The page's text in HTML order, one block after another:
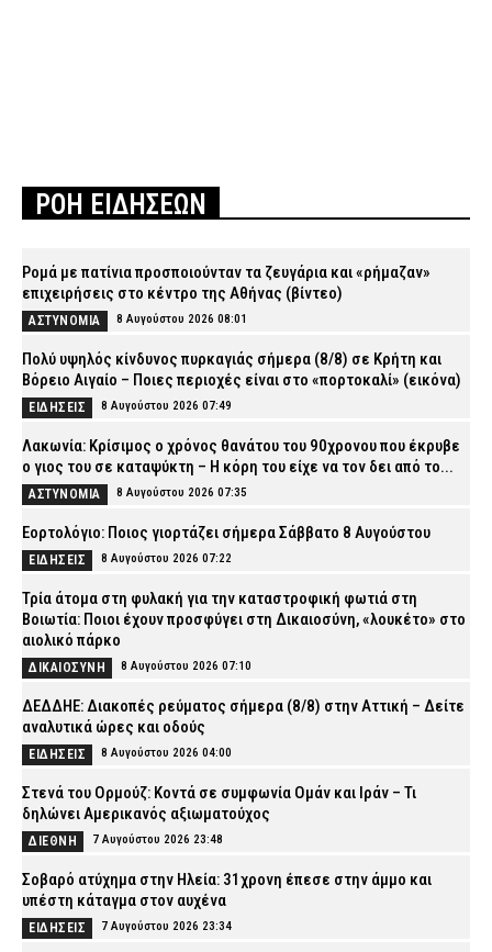
ΡΟΗ ΕΙΔΗΣΕΩΝ
Ρομά με πατίνια προσποιούνταν τα ζευγάρια και «ρήμαζαν»
επιχειρήσεις στο κέντρο της Αθήνας (βίντεο)
ΑΣΤΥΝΟΜΙΑ 8 Αυγούστου 2026 08:01
Πολύ υψηλός κίνδυνος πυρκαγιάς σήμερα (8/8) σε Κρήτη και
Βόρειο Αιγαίο – Ποιες περιοχές είναι στο «πορτοκαλί» (εικόνα)
ΕΙΔΗΣΕΙΣ 8 Αυγούστου 2026 07:49
Λακωνία: Κρίσιμος ο χρόνος θανάτου του 90χρονου που έκρυβε
ο γιος του σε καταψύκτη – Η κόρη του είχε να τον δει από το...
ΑΣΤΥΝΟΜΙΑ 8 Αυγούστου 2026 07:35
Εορτολόγιο: Ποιος γιορτάζει σήμερα Σάββατο 8 Αυγούστου
ΕΙΔΗΣΕΙΣ 8 Αυγούστου 2026 07:22
Τρία άτομα στη φυλακή για την καταστροφική φωτιά στη
Βοιωτία: Ποιοι έχουν προσφύγει στη Δικαιοσύνη, «λουκέτο» στο
αιολικό πάρκο
ΔΙΚΑΙΟΣΥΝΗ 8 Αυγούστου 2026 07:10
ΔΕΔΔΗΕ: Διακοπές ρεύματος σήμερα (8/8) στην Αττική – Δείτε
αναλυτικά ώρες και οδούς
ΕΙΔΗΣΕΙΣ 8 Αυγούστου 2026 04:00
Στενά του Ορμούζ: Κοντά σε συμφωνία Ομάν και Ιράν – Τι
δηλώνει Αμερικανός αξιωματούχος
ΔΙΕΘΝΗ 7 Αυγούστου 2026 23:48
Σοβαρό ατύχημα στην Ηλεία: 31χρονη έπεσε στην άμμο και
υπέστη κάταγμα στον αυχένα
ΕΙΔΗΣΕΙΣ 7 Αυγούστου 2026 23:34